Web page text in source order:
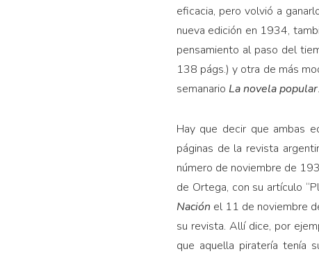
eficacia, pero volvió a
nueva edición en 1934,
pensamiento al paso del
138 págs.) y otra de más
semanario La novela popular.
Hay que decir que ambas
páginas de la revista
número de noviembre de
de Ortega, con su artículo
Nación el 11 de noviembre
su revista. Allí dice, por
que aquella piratería tenía